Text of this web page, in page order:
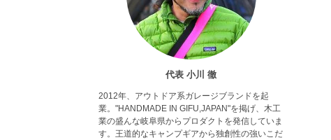
代表 小川 徹
2012年、アウトドア系ガレージブランドを起
業。"HANDMADE IN GIFU,JAPAN"を掲げ、木工
業の盛んな岐阜県からプロダクトを発信していま
す。王道的なキャンプギアから独創性の強いこだ